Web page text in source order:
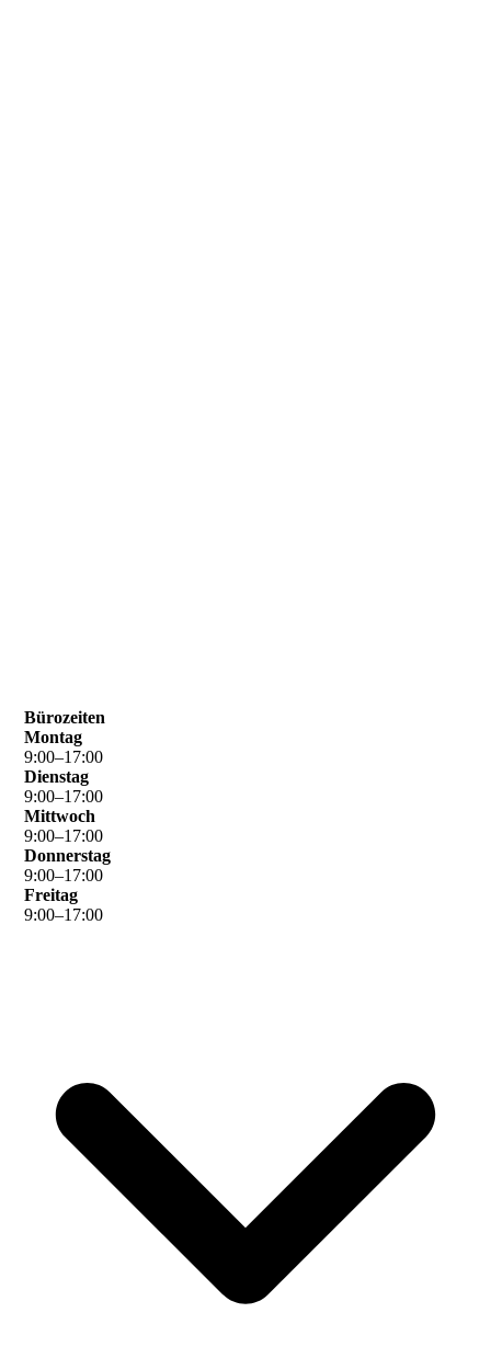
Bürozeiten
Montag
9:00–17:00
Dienstag
9:00–17:00
Mittwoch
9:00–17:00
Donnerstag
9:00–17:00
Freitag
9:00–17:00